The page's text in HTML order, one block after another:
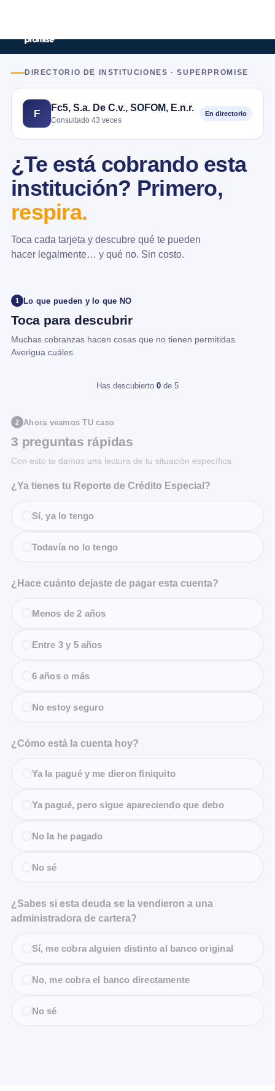
DIRECTORIO DE INSTITUCIONES · SUPERPROMISE
F
Fc5, S.a. De C.v., SOFOM, E.n.r.
Consultado 43 veces
En directorio
¿Te está cobrando esta
institución? Primero,
respira.
Toca cada tarjeta y descubre qué te pueden
hacer legalmente… y qué no. Sin costo.
1 Lo que pueden y lo que NO
Toca para descubrir
Muchas cobranzas hacen cosas que no tienen permitidas.
Averigua cuáles.
Has descubierto 0 de 5
2 Ahora veamos TU caso
3 preguntas rápidas
Con esto te damos una lectura de tu situación específica.
¿Ya tienes tu Reporte de Crédito Especial?
Sí, ya lo tengo
Todavía no lo tengo
¿Hace cuánto dejaste de pagar esta cuenta?
Menos de 2 años
Entre 3 y 5 años
6 años o más
No estoy seguro
¿Cómo está la cuenta hoy?
Ya la pagué y me dieron finiquito
Ya pagué, pero sigue apareciendo que debo
No la he pagado
No sé
¿Sabes si esta deuda se la vendieron a una
administradora de cartera?
Sí, me cobra alguien distinto al banco original
No, me cobra el banco directamente
No sé